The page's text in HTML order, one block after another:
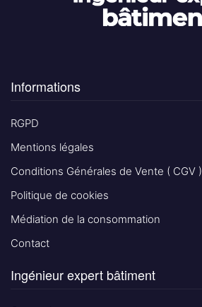
Informations
RGPD
Mentions légales
Conditions Générales de Vente ( CGV )
Politique de cookies
Médiation de la consommation
Contact
Ingénieur expert bâtiment